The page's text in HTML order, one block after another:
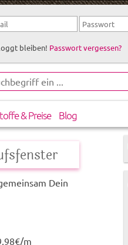
bleiben! Passwort vergessen?
& Preise Blog
Dein
m